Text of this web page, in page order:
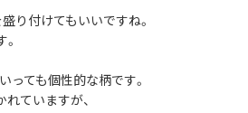
り付けてもいいですね。
っても個性的な柄です。
ていますが、